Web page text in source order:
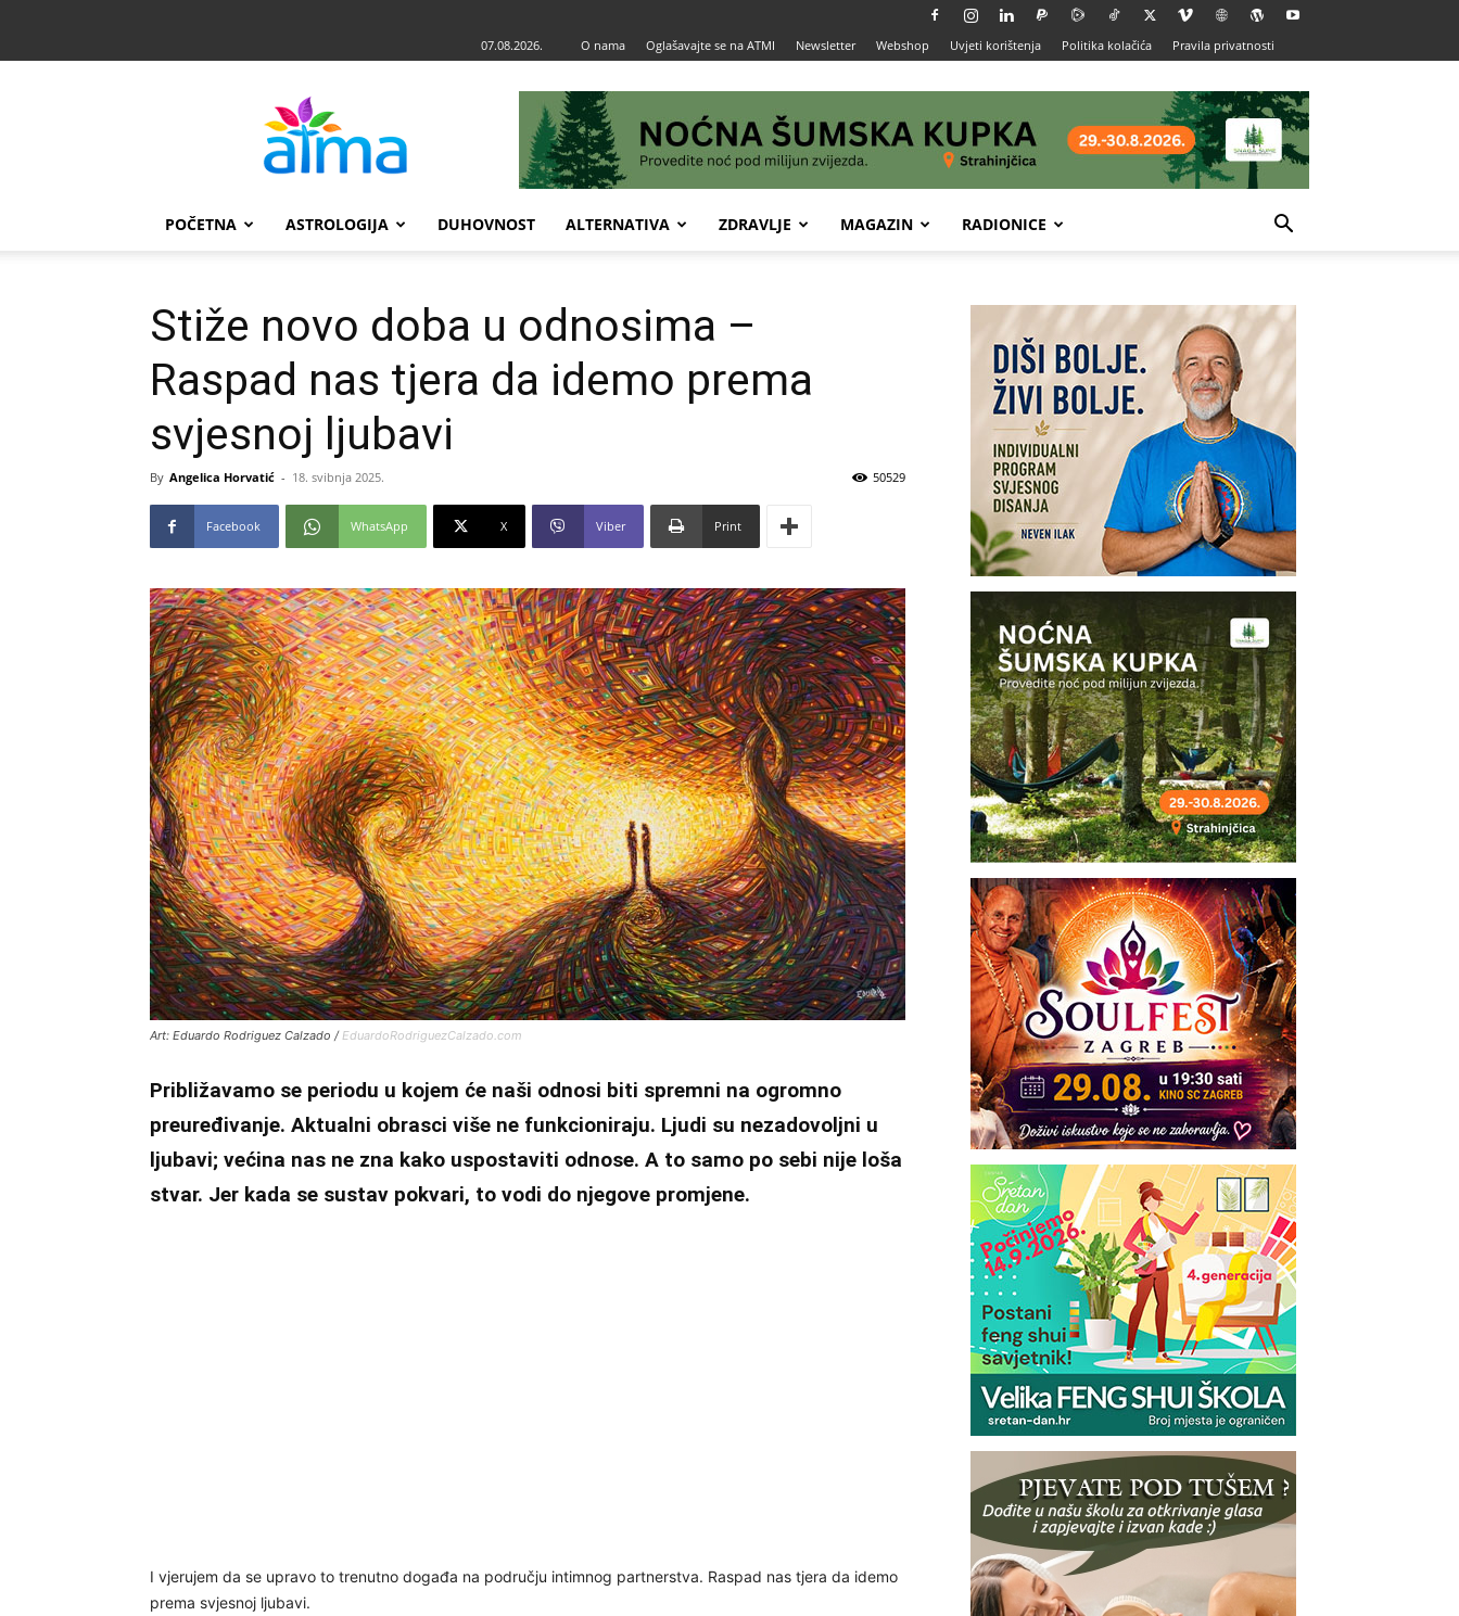
07.08.2026. O nama Oglašavajte se na ATMI Newsletter Webshop Uvjeti korištenja Politika kolačića Pravila privatnosti
POČETNA ASTROLOGIJA DUHOVNOST ALTERNATIVA ZDRAVLJE MAGAZIN RADIONICE
Stiže novo doba u odnosima –
Raspad nas tjera da idemo prema
svjesnoj ljubavi
By Angelica Horvatić - 18. svibnja 2025. 50529
Facebook WhatsApp X Viber Print
Art: Eduardo Rodriguez Calzado /EduardoRodriguezCalzado.com
Približavamo se periodu u kojem će naši odnosi biti spremni na ogromno
preuređivanje. Aktualni obrasci više ne funkcioniraju. Ljudi su nezadovoljni u
ljubavi; većina nas ne zna kako uspostaviti odnose. A to samo po sebi nije loša
stvar. Jer kada se sustav pokvari, to vodi do njegove promjene.
I vjerujem da se upravo to trenutno događa na području intimnog partnerstva. Raspad nas tjera da idemo
prema svjesnoj ljubavi.